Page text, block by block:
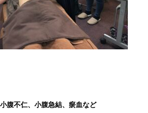
腹不仁、小腹急結、瘀血など